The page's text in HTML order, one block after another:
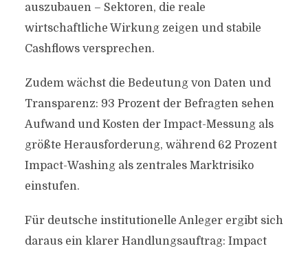
auszubauen – Sektoren, die reale
wirtschaftliche Wirkung zeigen und stabile
Cashflows versprechen.
Zudem wächst die Bedeutung von Daten und
Transparenz: 93 Prozent der Befragten sehen
Aufwand und Kosten der Impact-Messung als
größte Herausforderung, während 62 Prozent
Impact-Washing als zentrales Marktrisiko
einstufen.
Für deutsche institutionelle Anleger ergibt sich
daraus ein klarer Handlungsauftrag: Impact